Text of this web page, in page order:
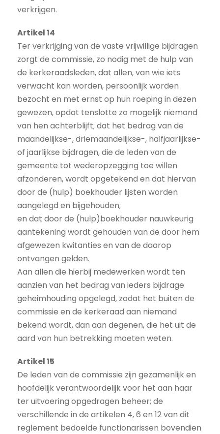
verkrijgen.
Artikel 14
Ter verkrijging van de vaste vrijwillige bijdragen
zorgt de commissie, zo nodig met de hulp van
de kerkeraadsleden, dat allen, van wie iets
verwacht kan worden, persoonlijk worden
bezocht en met ernst op hun roeping in dezen
gewezen, opdat tenslotte zo mogelijk niemand
van hen achterblijft; dat het bedrag van de
maandelijkse-, driemaandelijkse-, halfjaarlijkse-
of jaarlijkse bijdragen, die de leden van de
gemeente tot wederopzegging toe willen
afzonderen, wordt opgetekend en dat hiervan
door de (hulp) boekhouder lijsten worden
aangelegd en bijgehouden;
en dat door de (hulp)boekhouder nauwkeurig
aantekening wordt gehouden van de door hem
afgewezen kwitanties en van de daarop
ontvangen gelden.
Aan allen die hierbij medewerken wordt ten
aanzien van het bedrag van ieders bijdrage
geheimhouding opgelegd, zodat het buiten de
commissie en de kerkeraad aan niemand
bekend wordt, dan aan degenen, die het uit de
aard van hun betrekking moeten weten.
Artikel 15
De leden van de commissie zijn gezamenlijk en
hoofdelijk verantwoordelijk voor het aan haar
ter uitvoering opgedragen beheer; de
verschillende in de artikelen 4, 6 en 12 van dit
reglement bedoelde functionarissen bovendien